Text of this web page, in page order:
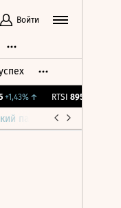
Войти
↑ RTSI 895,93
парламент